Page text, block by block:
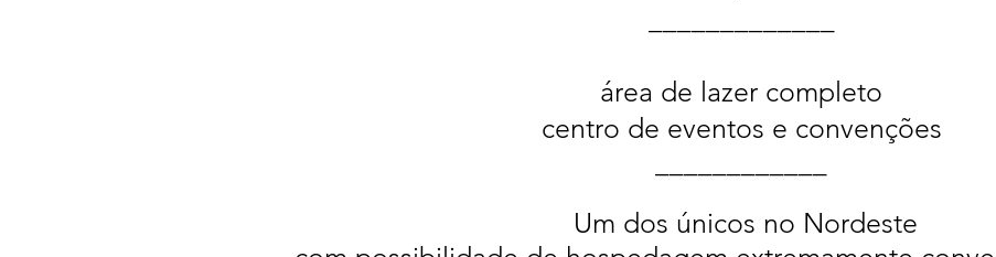
área de lazer completo
centro de eventos e convenções
Um dos únicos no Nordeste